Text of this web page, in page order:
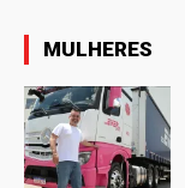
MULHERES